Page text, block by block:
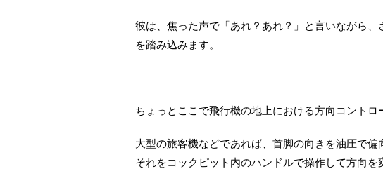
彼は、焦った声で「あれ？あれ？」と言いながら
を踏み込みます。
ちょっとここで飛行機の地上における方向コントロ
大型の旅客機などであれば、首脚の向きを油圧で偏
それをコックピット内のハンドルで操作して方向を